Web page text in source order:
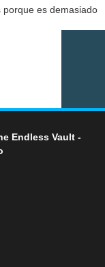
es demasiado
Endless Vault -